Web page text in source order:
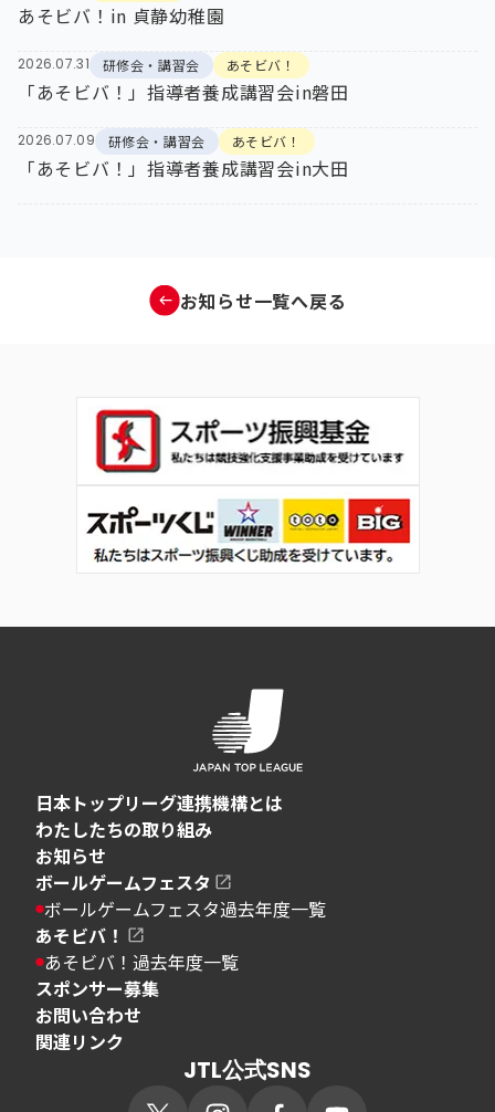
あそビバ！in 貞静幼稚園
2026.07.31 研修会・講習会 あそビバ！
「あそビバ！」指導者養成講習会in磐田
2026.07.09 研修会・講習会 あそビバ！
「あそビバ！」指導者養成講習会in大田
お知らせ一覧へ戻る
日本トップリーグ連携機構とは
わたしたちの取り組み
お知らせ
ボールゲームフェスタ
ボールゲームフェスタ過去年度一覧
あそビバ！
あそビバ！過去年度一覧
スポンサー募集
お問い合わせ
関連リンク
JTL公式SNS